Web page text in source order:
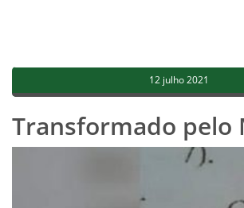
12 julho 2021
Transformado pelo